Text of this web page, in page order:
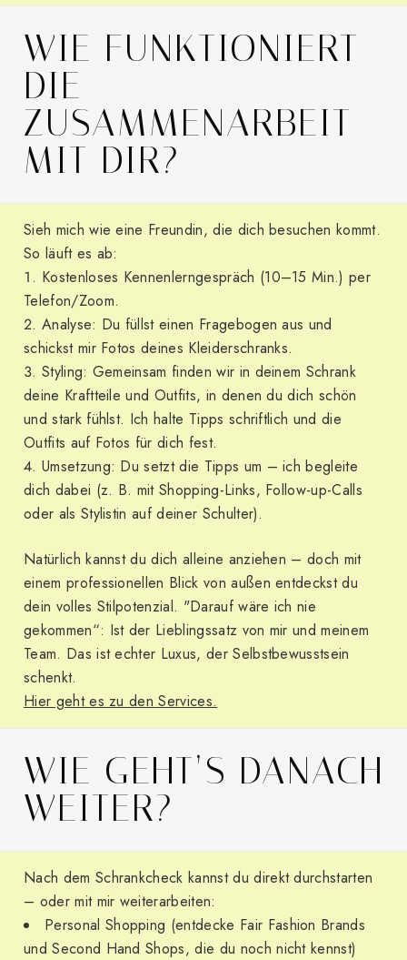
WIE FUNKTIONIERT
DIE
ZUSAMMENARBEIT
MIT DIR?
Sieh mich wie eine Freundin, die dich besuchen kommt.
So läuft es ab:
Kostenloses Kennenlerngespräch (10–15 Min.) per
Telefon/Zoom.
Analyse: Du füllst einen Fragebogen aus und
schickst mir Fotos deines Kleiderschranks.
Styling: Gemeinsam finden wir in deinem Schrank
deine Kraftteile und Outfits, in denen du dich schön
und stark fühlst. Ich halte Tipps schriftlich und die
Outfits auf Fotos für dich fest.
Umsetzung: Du setzt die Tipps um – ich begleite
dich dabei (z. B. mit Shopping-Links, Follow-up-Calls
oder als Stylistin auf deiner Schulter).
Natürlich kannst du dich alleine anziehen – doch mit
einem professionellen Blick von außen entdeckst du
dein volles Stilpotenzial. "Darauf wäre ich nie
gekommen“: Ist der Lieblingssatz von mir und meinem
Team. Das ist echter Luxus, der Selbstbewusstsein
schenkt.
Hier geht es zu den Services.
WIE GEHT’S DANACH
WEITER?
Nach dem Schrankcheck kannst du direkt durchstarten
– oder mit mir weiterarbeiten:
Personal Shopping (entdecke Fair Fashion Brands
und Second Hand Shops, die du noch nicht kennst)